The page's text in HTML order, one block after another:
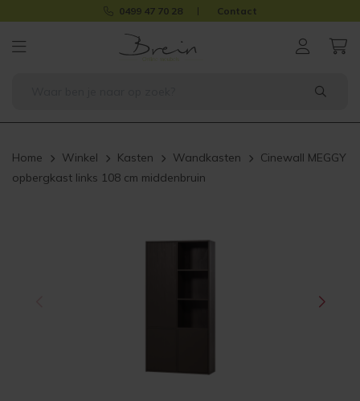
0499 47 70 28 Contact
Home Winkel Kasten Wandkasten
Cinewall MEGGY
opbergkast links 108 cm middenbruin